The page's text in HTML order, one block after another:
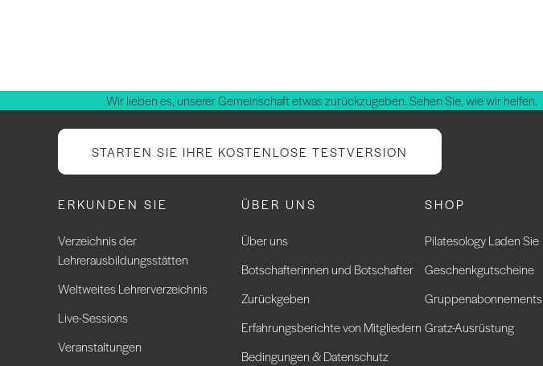
Wir lieben es, unserer Gemeinschaft etwas zurückzugeben. Sehen Sie, wie wir helfen.
STARTEN SIE IHRE KOSTENLOSE TESTVERSION
ERKUNDEN SIE
Verzeichnis der
Lehrerausbildungsstätten
Weltweites Lehrerverzeichnis
Live-Sessions
Veranstaltungen
ÜBER UNS
Über uns
Botschafterinnen und Botschafter
Zurückgeben
Erfahrungsberichte von Mitgliedern
Bedingungen & Datenschutz
SHOP
Pilatesology Laden Sie
Geschenkgutscheine
Gruppenabonnements
Gratz-Ausrüstung